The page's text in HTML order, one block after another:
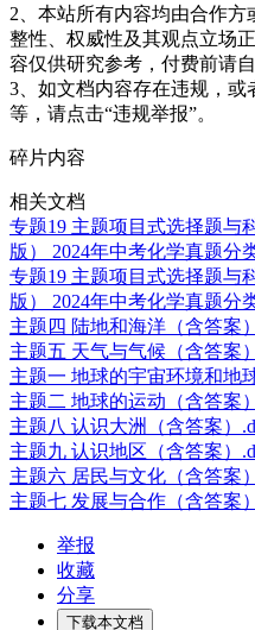
2、本站所有内容均由合作
整性、权威性及其观点立场
容仅供研究参考，付费前请自
3、如文档内容存在违规，
等，请点击“违规举报”。
碎片内容
相关文档
专题19 主题项目式选择题与
版） 2024年中考化学真题分
专题19 主题项目式选择题与
版） 2024年中考化学真题分
主题四 陆地和海洋（含答案
主题五 天气与气候（含答案
主题一 地球的宇宙环境和地
主题二 地球的运动（含答案
主题八 认识大洲（含答案）
主题九 认识地区（含答案）
主题六 居民与文化（含答案
主题七 发展与合作（含答案
举报
收藏
分享
下载本文档